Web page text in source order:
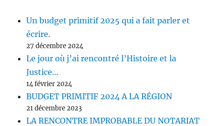
Un budget primitif 2025 qui a fait parler et
écrire.
27 décembre 2024
Le jour où j’ai rencontré l’Histoire et la
Justice…
14 février 2024
BUDGET PRIMITIF 2024 A LA RÉGION
21 décembre 2023
LA RENCONTRE IMPROBABLE DU NOTARIAT